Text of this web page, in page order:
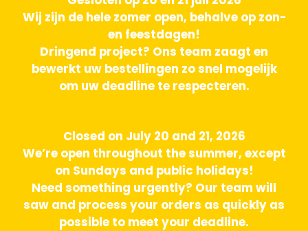
Wij zijn de hele zomer open, behalve op zon-
en feestdagen!
Dringend project? Ons team zaagt en
bewerkt uw bestellingen zo snel mogelijk
om uw deadline te respecteren.
Closed on July 20 and 21, 2026
We’re open throughout the summer, except
on Sundays and public holidays!
Need something urgently? Our team will
saw and process your orders as quickly as
possible to meet your deadline.